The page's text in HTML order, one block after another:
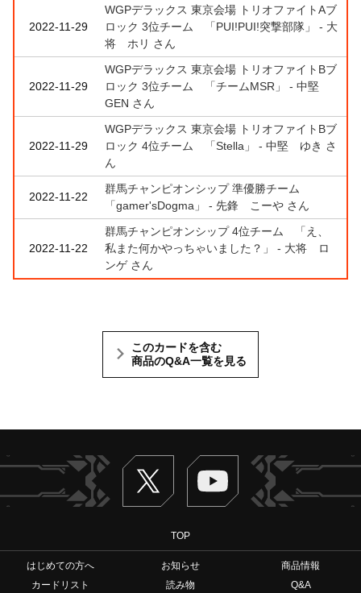
2022-11-29
WGPデラックス 東京会場 トリオファイトAブ
ロック 3位チーム 「PUI!PUI!突撃部隊」 - 大
将 ホリ さん
2022-11-29
WGPデラックス 東京会場 トリオファイトBブ
ロック 3位チーム 「チームMSR」 - 中堅
GEN さん
2022-11-29
WGPデラックス 東京会場 トリオファイトBブ
ロック 4位チーム 「Stella」 - 中堅 ゆき さ
ん
2022-11-22
群馬チャンピオンシップ 準優勝チーム
「gamer'sDogma」 - 先鋒 こーや さん
2022-11-22
群馬チャンピオンシップ 4位チーム 「え、
私また何かやっちゃいました？」 - 大将 ロ
ンゲ さん
このカードを含む
商品のQ&A一覧を見る
Twitter ヴァンガードch
TOP
はじめての方へ お知らせ
商品情報
カードリスト
読み物
Q&A